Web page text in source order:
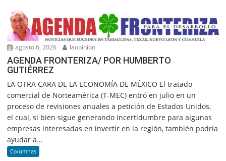
agosto 6, 2026 laopinion
AGENDA FRONTERIZA/ POR HUMBERTO
GUTIÉRREZ
LA OTRA CARA DE LA ECONOMÍA DE MÉXICO El tratado
comercial de Norteamérica (T-MEC) entró en julio en un
proceso de revisiones anuales a petición de Estados Unidos,
el cual, si bien sigue generando incertidumbre para algunas
empresas interesadas en invertir en la región, también podría
ayudar a...
Columnas